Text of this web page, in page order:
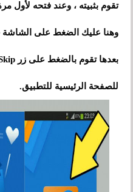
تقوم بثبيته ، وعند فتحه
وهنا عليك الضغط على الشاشة
بعدها تقوم بالضغط على
للصفحة الرئيسية للتطبيق.